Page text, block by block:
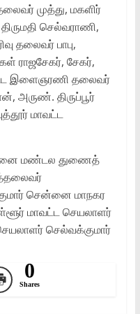
முத்து, மகளிர்
செல்வராணி,
தலைவர் பாபு,
ராஜசேகர், சேகர்,
இளைஞரணி தலைவர்
அருண். திருப்பூர்
மாவட்ட
மண்டல துணைத்
சென்னை மாநகர
மாவட்ட செயலாளர்
செல்வக்குமார்
0
Shares